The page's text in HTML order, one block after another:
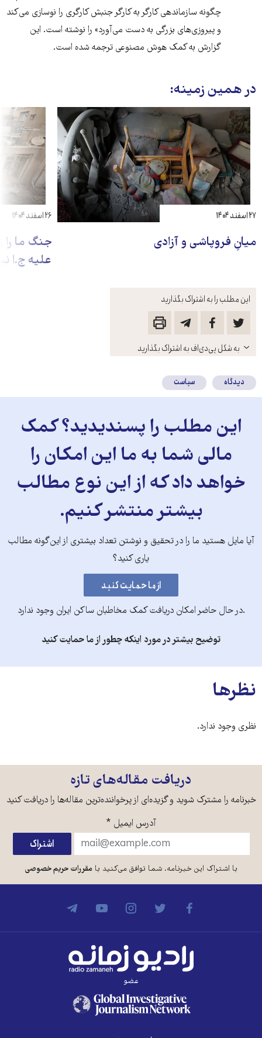
این مطلب را به اشتراک بگذارید
باز
کنید
به شکل پی‌دی‌اف به اشتراک بگذارید
چگونه سازماندهی کارگر به کارگر جنبش کارگری را نوسازی می‌کند
و پیروزی‌های بزرگی به دست می‌آورد» را نوشته است. این
گزارش به کمک هوش مصنوعی ترجمه شده است.
در همین زمینه:
میانِ فروپاشی و آزادی
۲۷ اسفند ۱۴۰۴
جنگ ما را
علیه ج.ا
۲۶ اسفند ۱۴۰۴
دیدگاه سیاست
این مطلب را پسندیدید؟ کمک
مالی شما به ما این امکان را
خواهد داد که از این نوع مطالب
بیشتر منتشر کنیم.
آیا مایل هستید ما را در تحقیق و نوشتن تعداد بیشتری از این‌گونه مطالب
یاری کنید؟
.در حال حاضر امکان دریافت کمک مخاطبان ساکن ایران وجود ندارد
توضیح بیشتر در مورد اینکه چطور از ما حمایت کنید
نظرها
نظری وجود ندارد.
دریافت مقاله‌های تازه
خبرنامه را مشترک شوید و گزیده‌ای از پرخواننده‌ترین مقاله‌ها را دریافت کنید
آدرس ایمیل *
با اشتراک این خبرنامه، شما توافق می‌کنید بامقررات حریم خصوصی
عضو